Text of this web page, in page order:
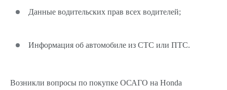
Данные водительских прав всех водителей;
Информация об автомобиле из СТС или ПТС.
Возникли вопросы по покупке ОСАГО на Honda